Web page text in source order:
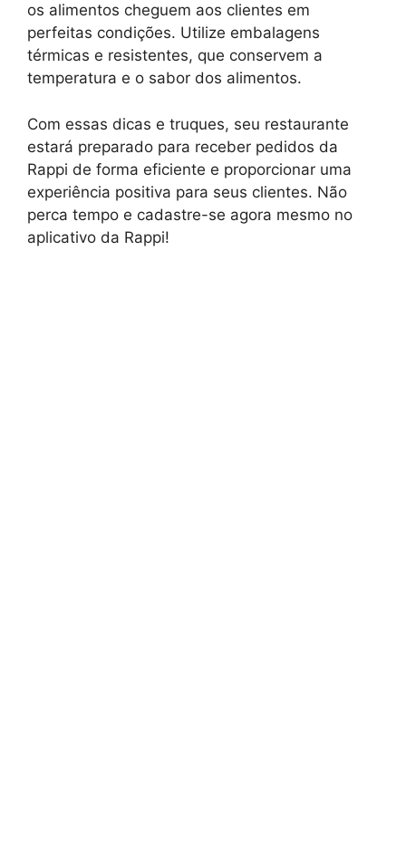
os alimentos cheguem aos clientes em
perfeitas condições. Utilize embalagens
térmicas e resistentes, que conservem a
temperatura e o sabor dos alimentos.
Com essas dicas e truques, seu restaurante
estará preparado para receber pedidos da
Rappi de forma eficiente e proporcionar uma
experiência positiva para seus clientes. Não
perca tempo e cadastre-se agora mesmo no
aplicativo da Rappi!